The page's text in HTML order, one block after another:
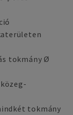
tokmány Ø
tokmány